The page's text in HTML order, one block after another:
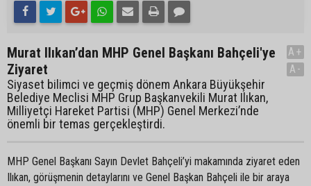
Murat Ilıkan’dan MHP Genel Başkanı Bahçeli'ye
Ziyaret
Siyaset bilimci ve geçmiş dönem Ankara Büyükşehir
Belediye Meclisi MHP Grup Başkanvekili Murat Ilıkan,
Milliyetçi Hareket Partisi (MHP) Genel Merkezi’nde
önemli bir temas gerçekleştirdi.
A+
A-
MHP Genel Başkanı Sayın Devlet Bahçeli’yi makamında ziyaret eden
Ilıkan, görüşmenin detaylarını ve Genel Başkan Bahçeli ile bir araya